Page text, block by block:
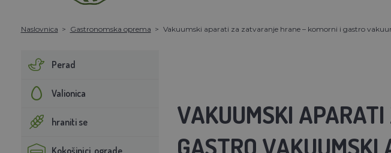
Naslovnica Gastronomska oprema Vakuumski aparati za zatvaranje hrane – komorni i gastro
Perad
Valionica
hraniti se
Kokošinjci, ograde
VAKUUMSKI
GASTRO VAKUUMSKI